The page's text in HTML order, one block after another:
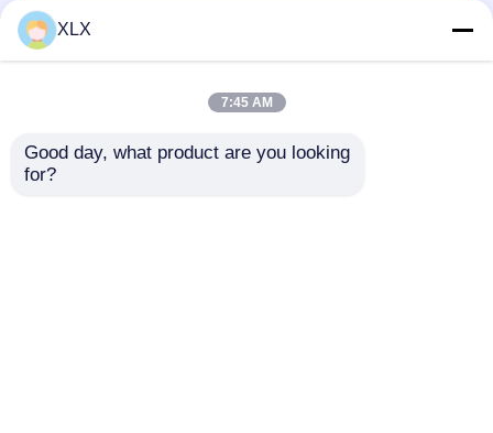
XLX
7:45 AM
Good day, what product are you looking
for?